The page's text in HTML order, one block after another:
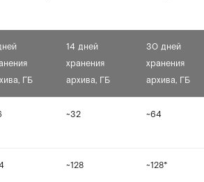
ГБ
14 дней
хранения
архива, ГБ
30 дней
хранения
архива, ГБ
~32 ~64
~128 ~128*